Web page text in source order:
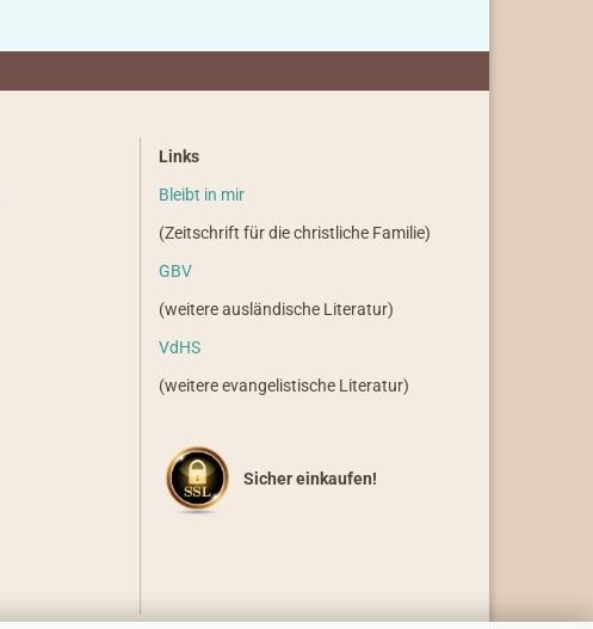
Links
Bleibt in mir
(Zeitschrift für die christliche Familie)
GBV
(weitere ausländische Literatur)
VdHS
(weitere evangelistische Literatur)
Sicher einkaufen!